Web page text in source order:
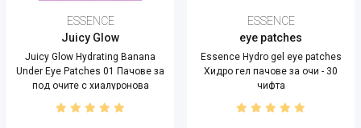
ESSENCE
Juicy Glow
Juicy Glow Hydrating Banana
Under Eye Patches 01 Пачове за
под очите с хиалуронова
киселина и екстракт от банан - 1
чифт
ESSENCE
eye patches
Essence Hydro gel eye patches
Хидро гел пачове за очи - 30
чифта